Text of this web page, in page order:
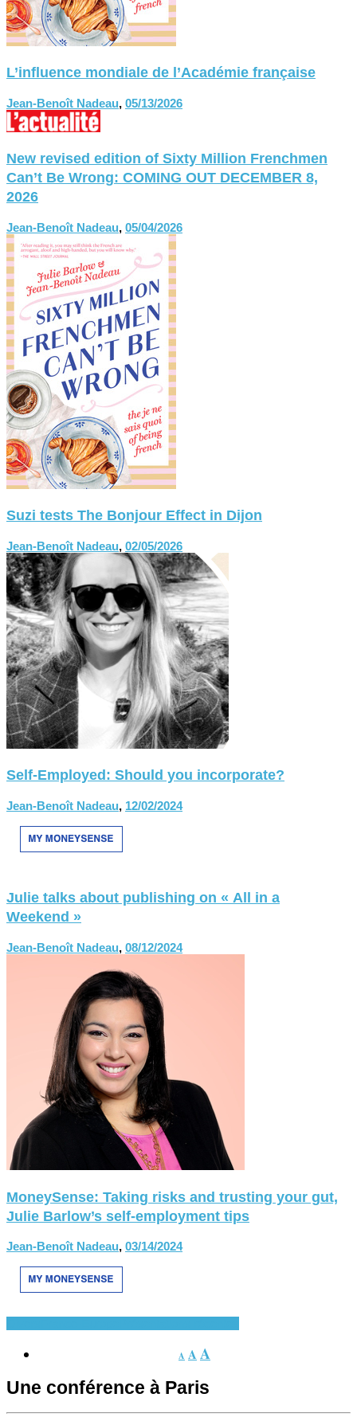
L’influence mondiale de l’Académie française
Jean-Benoît Nadeau, 05/13/2026
New revised edition of Sixty Million Frenchmen
Can’t Be Wrong: COMING OUT DECEMBER 8,
2026
Jean-Benoît Nadeau, 05/04/2026
Suzi tests The Bonjour Effect in Dijon
Jean-Benoît Nadeau, 02/05/2026
Self-Employed: Should you incorporate?
Jean-Benoît Nadeau, 12/02/2024
Julie talks about publishing on « All in a
Weekend »
Jean-Benoît Nadeau, 08/12/2024
MoneySense: Taking risks and trusting your gut,
Julie Barlow’s self-employment tips
Jean-Benoît Nadeau, 03/14/2024
A AA
Une conférence à Paris